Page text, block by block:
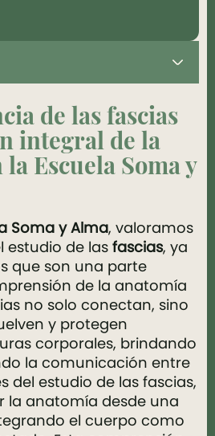
de las fascias
integral de la
Escuela Soma y
Soma y Alma, valoramos
estudio de las fascias, ya
que son una parte
de la anatomía
no solo conectan, sino
y protegen
corporales, brindando
la comunicación entre
del estudio de las fascias,
la anatomía desde una
el cuerpo como